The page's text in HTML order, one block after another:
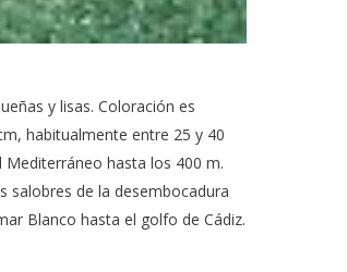
y lisas. Coloración es
habitualmente entre 25 y 40
hasta los 400 m.
salobres de la desembocadura
Blanco hasta el golfo de Cádiz.